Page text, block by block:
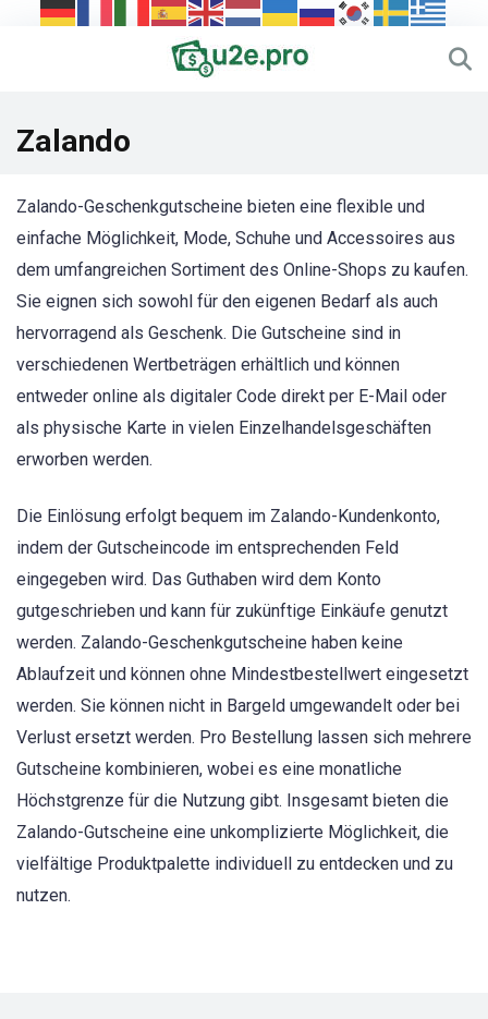
Zalando
Zalando-Geschenkgutscheine bieten eine flexible und
einfache Möglichkeit, Mode, Schuhe und Accessoires aus
dem umfangreichen Sortiment des Online-Shops zu kaufen.
Sie eignen sich sowohl für den eigenen Bedarf als auch
hervorragend als Geschenk. Die Gutscheine sind in
verschiedenen Wertbeträgen erhältlich und können
entweder online als digitaler Code direkt per E-Mail oder
als physische Karte in vielen Einzelhandelsgeschäften
erworben werden.
Die Einlösung erfolgt bequem im Zalando-Kundenkonto,
indem der Gutscheincode im entsprechenden Feld
eingegeben wird. Das Guthaben wird dem Konto
gutgeschrieben und kann für zukünftige Einkäufe genutzt
werden. Zalando-Geschenkgutscheine haben keine
Ablaufzeit und können ohne Mindestbestellwert eingesetzt
werden. Sie können nicht in Bargeld umgewandelt oder bei
Verlust ersetzt werden. Pro Bestellung lassen sich mehrere
Gutscheine kombinieren, wobei es eine monatliche
Höchstgrenze für die Nutzung gibt. Insgesamt bieten die
Zalando-Gutscheine eine unkomplizierte Möglichkeit, die
vielfältige Produktpalette individuell zu entdecken und zu
nutzen.